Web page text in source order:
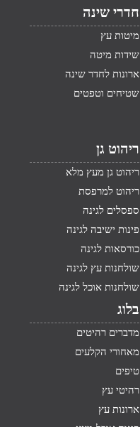
חדרי שינה
מיטות עץ
שידות מיטה
ארונות לחדר שינה
שטיחים וטפטים
ריהוט גן
ריהוט גן מעץ מלא
ריהוט למרפסת
ספסלים לגינה
פינות ישיבה לגינה
כורסאות לגינה
שולחנות עץ לגינה
שולחנות אוכל לגינה
בלוג
מדברים רהיטים
מאחורי הקלעים
טיפים
רהיטי עץ
ארונות עץ